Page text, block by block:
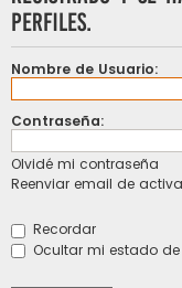
perfiles.
Nombre de Usuario:
Contraseña:
Olvidé mi contraseña
Reenviar email de
Recordar
Ocultar mi estado